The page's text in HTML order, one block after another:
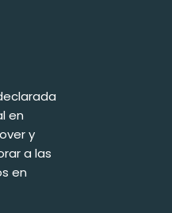
en
y
a las
en